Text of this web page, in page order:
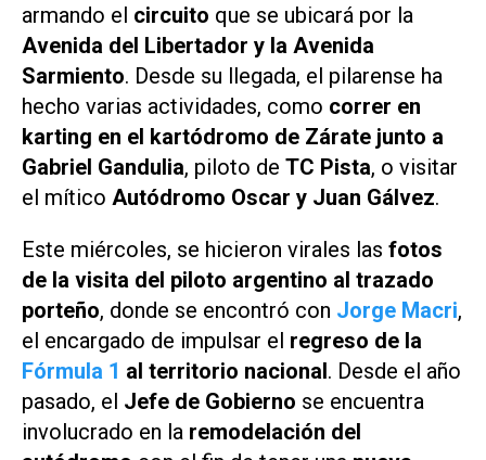
armando el circuito que se ubicará por la
Avenida del Libertador y la Avenida
Sarmiento. Desde su llegada, el pilarense ha
hecho varias actividades, como correr en
karting en el kartódromo de Zárate junto a
Gabriel Gandulia, piloto de TC Pista, o visitar
el mítico Autódromo Oscar y Juan Gálvez.
Este miércoles, se hicieron virales las fotos
de la visita del piloto argentino al trazado
porteño, donde se encontró con Jorge Macri,
el encargado de impulsar el regreso de la
Fórmula 1 al territorio nacional. Desde el año
pasado, el Jefe de Gobierno se encuentra
involucrado en la remodelación del